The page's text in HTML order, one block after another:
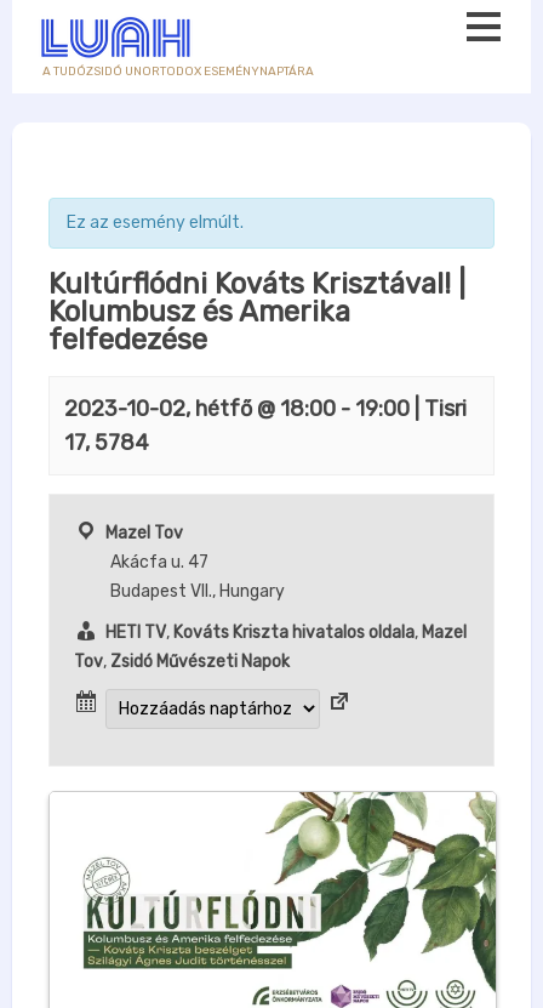
A TUDÓZSIDÓ UNORTODOX ESEMÉNYNAPTÁRA
Ez az esemény elmúlt.
Kultúrflódni Kováts Krisztával! |
Kolumbusz és Amerika
felfedezése
2023-10-02, hétfő @ 18:00 - 19:00 | Tisri
17, 5784
Mazel Tov
Akácfa u. 47
Budapest VII., Hungary
HETI TV, Kováts Kriszta hivatalos oldala, Mazel
Tov, Zsidó Művészeti Napok